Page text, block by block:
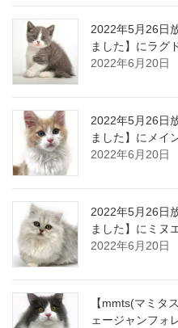
2022年5月26日
ました】にラグ
2022年6月20日
2022年5月26日
ました】にメイ
2022年6月20日
2022年5月26日
ました】にミヌ
2022年6月20日
【mmts(マミタ
ェージャンフォ